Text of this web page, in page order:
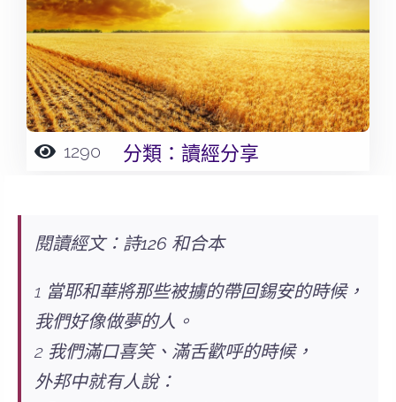
1290 分類：讀經分享
閱讀經文：詩126 和合本
1 當耶和華將那些被擄的帶回錫安的時候，
我們好像做夢的人。
2 我們滿口喜笑、滿舌歡呼的時候，
外邦中就有人說：